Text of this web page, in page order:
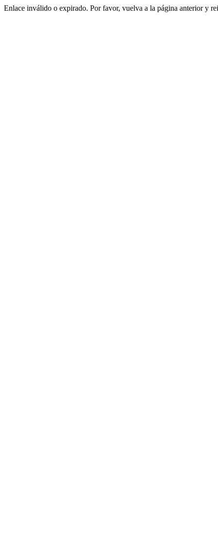
Enlace inválido o expirado. Por favor, vuelva a la página anterior y